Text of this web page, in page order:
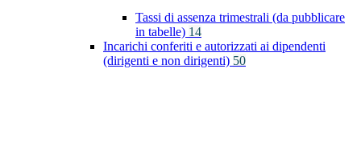
Tassi di assenza trimestrali (da pubblicare
in tabelle) 14
Incarichi conferiti e autorizzati ai dipendenti
(dirigenti e non dirigenti) 50